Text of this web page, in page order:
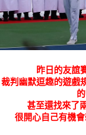
昨日的友誼
裁判幽默逗趣的遊戲
甚至還找來了
很開心自己有機